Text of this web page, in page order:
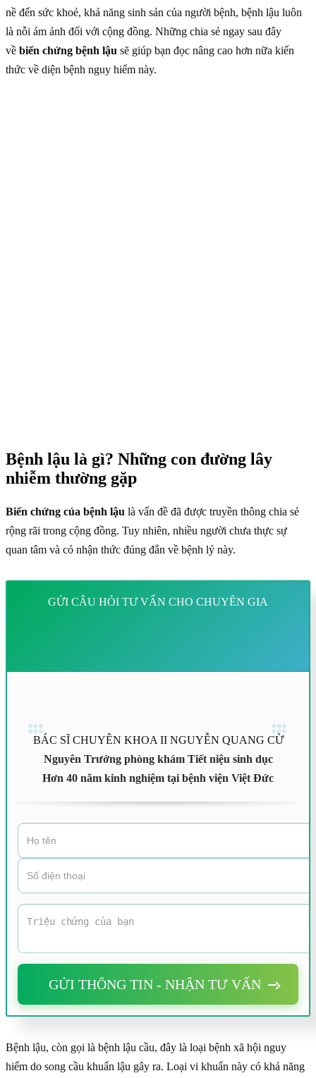
nề đến sức khoẻ, khả năng sinh sản của người bệnh, bệnh lậu luôn
là nỗi ám ảnh đối với cộng đồng. Những chia sẻ ngay sau đây
về biến chứng bệnh lậu sẽ giúp bạn đọc nâng cao hơn nữa kiến
thức về diện bệnh nguy hiểm này.
Bệnh lậu là gì? Những con đường lây
nhiễm thường gặp
Biến chứng của bệnh lậu là vấn đề đã được truyền thông chia sẻ
rộng rãi trong cộng đồng. Tuy nhiên, nhiều người chưa thực sự
quan tâm và có nhận thức đúng đắn về bệnh lý này.
GỬI CÂU HỎI TƯ VẤN CHO CHUYÊN GIA
BÁC SĨ CHUYÊN KHOA II NGUYỄN QUANG CỪ
Nguyên Trưởng phòng khám Tiết niệu sinh dục
Hơn 40 năm kinh nghiệm tại bệnh viện Việt Đức
GỬI THÔNG TIN - NHẬN TƯ VẤN
Bệnh lậu, còn gọi là bệnh lậu cầu, đây là loại bệnh xã hội nguy
hiểm do song cầu khuẩn lậu gây ra. Loại vi khuẩn này có khả năng